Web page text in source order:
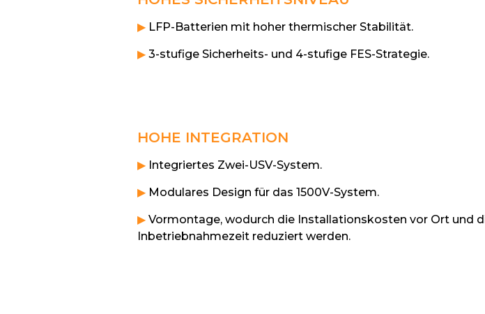
▶LFP-Batterien mit hoher thermischer Stabilität.
▶3-stufige Sicherheits- und 4-stufige FES-Strategie.
HOHE INTEGRATION
▶Integriertes Zwei-USV-System.
▶Modulares Design für das 1500V-System.
▶Vormontage, wodurch die Installationskosten vor Ort und
Inbetriebnahmezeit reduziert werden.